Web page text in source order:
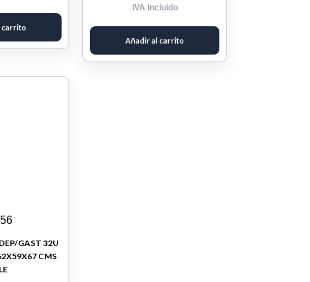
carrito
IVA Incluido
Añadir al carrito
GAST 32U
CMS